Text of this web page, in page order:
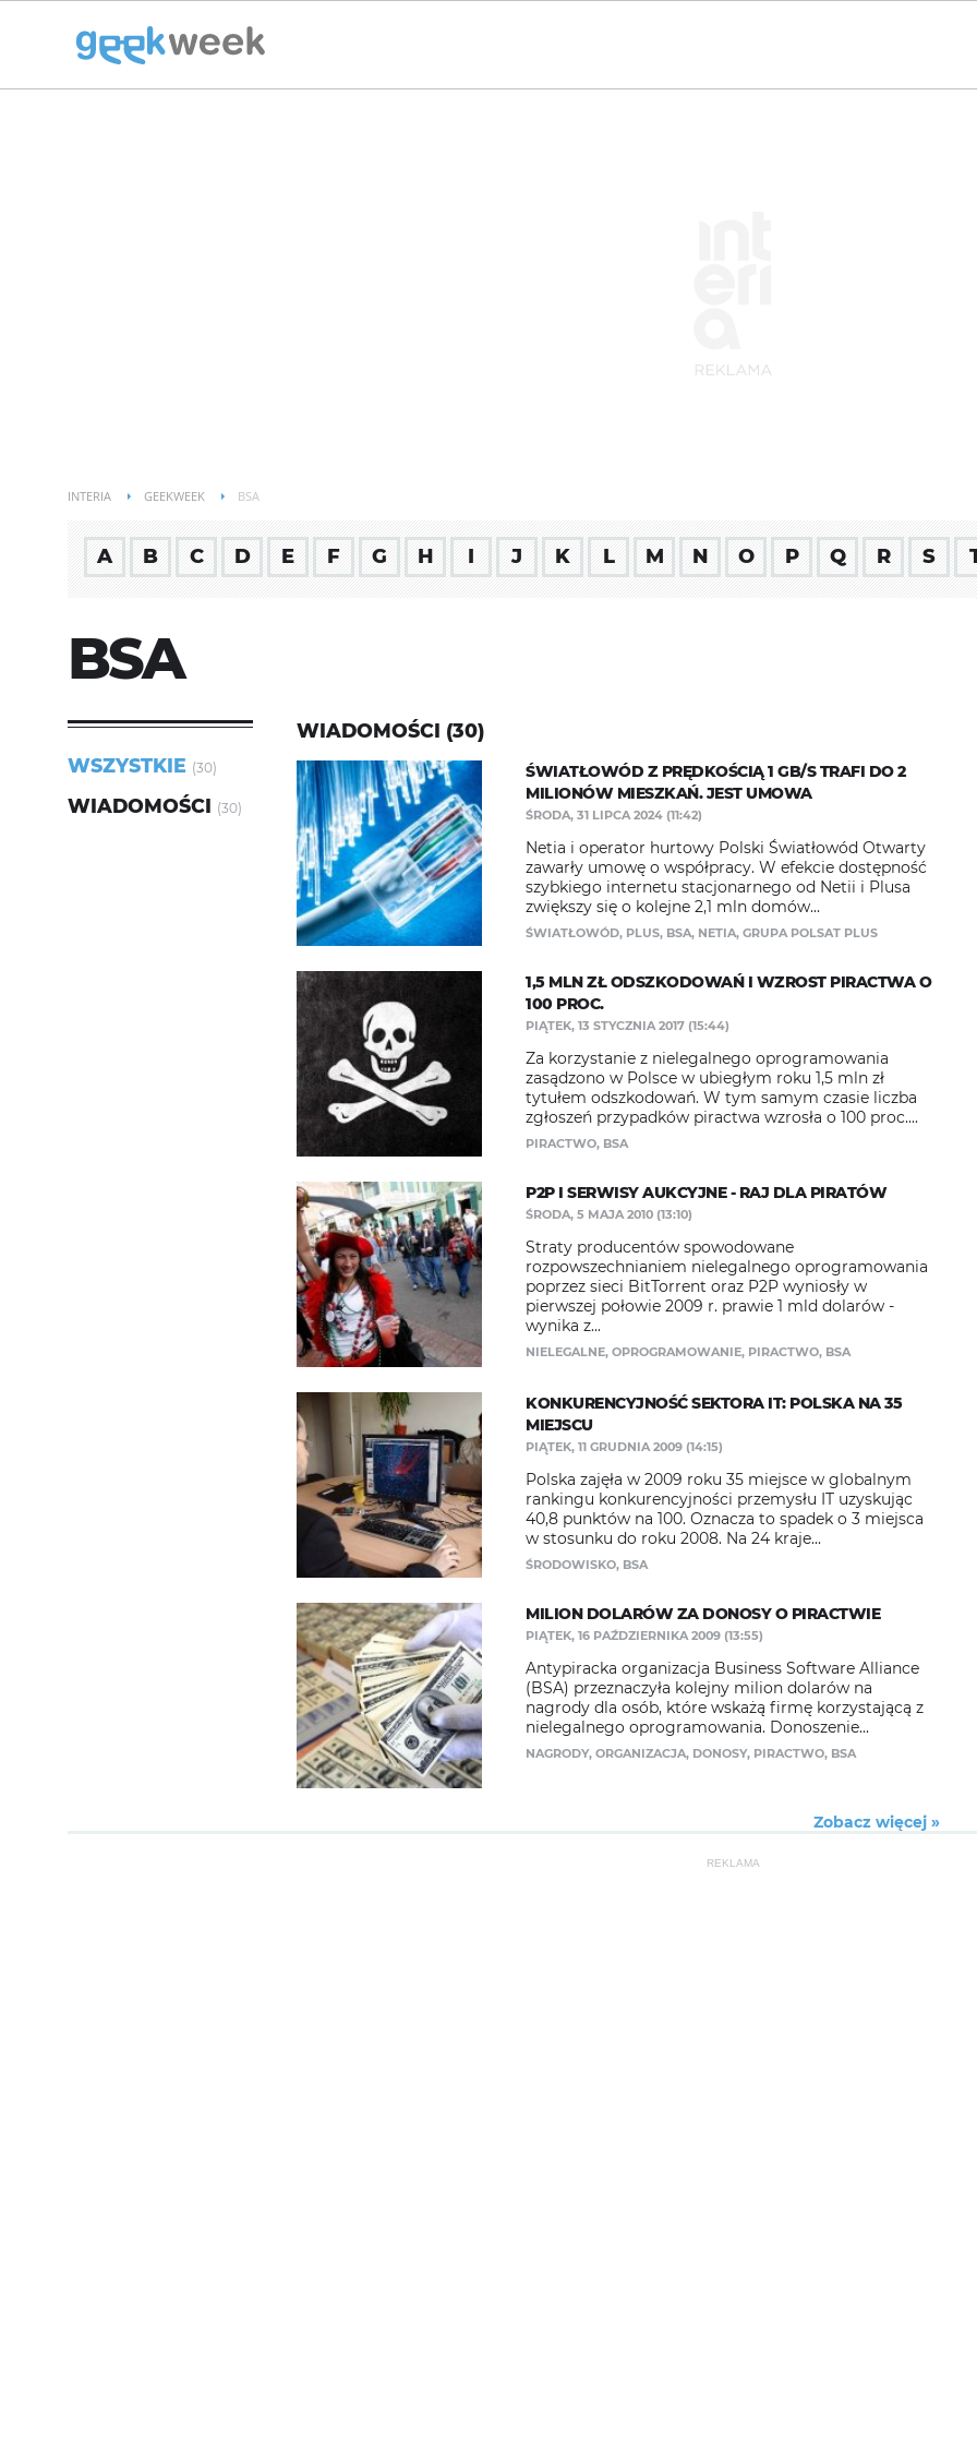
INTERIA GEEKWEEK BSA
A B C D E F G H I J K L M N O P Q R S
BSA
WSZYSTKIE (30)
WIADOMOŚCI (30)
WIADOMOŚCI (30)
ŚWIATŁOWÓD Z PRĘDKOŚCIĄ 1 GB/S TRAFI DO 2
MILIONÓW MIESZKAŃ. JEST UMOWA
ŚRODA, 31 LIPCA 2024 (11:42)
Netia i operator hurtowy Polski Światłowód Otwarty
zawarły umowę o współpracy. W efekcie dostępność
szybkiego internetu stacjonarnego od Netii i Plusa
zwiększy się o kolejne 2,1 mln domów...
ŚWIATŁOWÓD, PLUS, BSA, NETIA, GRUPA POLSAT PLUS
1,5 MLN ZŁ ODSZKODOWAŃ I WZROST PIRACTWA O
100 PROC.
PIĄTEK, 13 STYCZNIA 2017 (15:44)
Za korzystanie z nielegalnego oprogramowania
zasądzono w Polsce w ubiegłym roku 1,5 mln zł
tytułem odszkodowań. W tym samym czasie liczba
zgłoszeń przypadków piractwa wzrosła o 100 proc....
PIRACTWO, BSA
P2P I SERWISY AUKCYJNE - RAJ DLA PIRATÓW
ŚRODA, 5 MAJA 2010 (13:10)
Straty producentów spowodowane
rozpowszechnianiem nielegalnego oprogramowania
poprzez sieci BitTorrent oraz P2P wyniosły w
pierwszej połowie 2009 r. prawie 1 mld dolarów -
wynika z...
NIELEGALNE, OPROGRAMOWANIE, PIRACTWO, BSA
KONKURENCYJNOŚĆ SEKTORA IT: POLSKA NA 35
MIEJSCU
PIĄTEK, 11 GRUDNIA 2009 (14:15)
Polska zajęła w 2009 roku 35 miejsce w globalnym
rankingu konkurencyjności przemysłu IT uzyskując
40,8 punktów na 100. Oznacza to spadek o 3 miejsca
w stosunku do roku 2008. Na 24 kraje...
ŚRODOWISKO, BSA
MILION DOLARÓW ZA DONOSY O PIRACTWIE
PIĄTEK, 16 PAŹDZIERNIKA 2009 (13:55)
Antypiracka organizacja Business Software Alliance
(BSA) przeznaczyła kolejny milion dolarów na
nagrody dla osób, które wskażą firmę korzystającą z
nielegalnego oprogramowania. Donoszenie...
NAGRODY, ORGANIZACJA, DONOSY, PIRACTWO, BSA
Zobacz więcej »
REKLAMA